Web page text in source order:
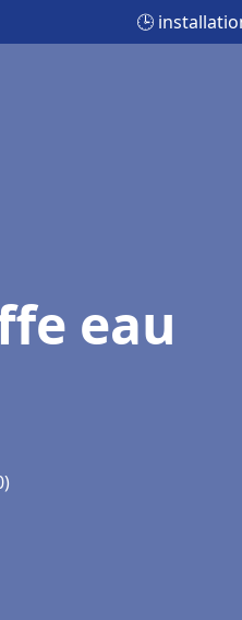
🕒
eau